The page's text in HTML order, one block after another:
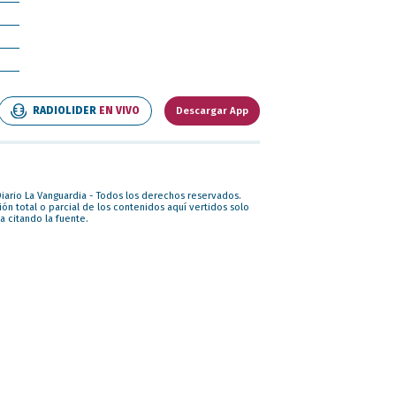
Descargar App
RADIOLIDER EN VIVO
La Vanguardia - Todos los derechos reservados.
total o parcial de los contenidos aquí vertidos solo
citando la fuente.